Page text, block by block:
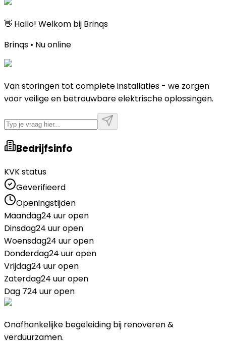
👋 Hallo! Welkom bij Brinqs
Brinqs • Nu online
Van storingen tot complete installaties - we zorgen
voor veilige en betrouwbare elektrische oplossingen.
Bedrijfsinfo
KVK status
Geverifieerd
Openingstijden
Maandag24 uur open
Dinsdag24 uur open
Woensdag24 uur open
Donderdag24 uur open
Vrijdag24 uur open
Zaterdag24 uur open
Dag 724 uur open
Onafhankelijke begeleiding bij renoveren &
verduurzamen.